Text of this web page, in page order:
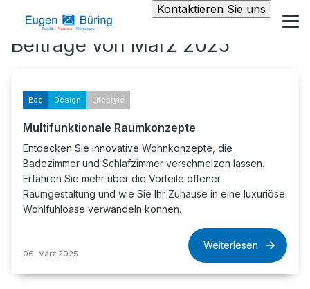
Kontaktieren Sie uns
Beiträge von März 2025
Bad Design Lifestyle
Multifunktionale Raumkonzepte
Entdecken Sie innovative Wohnkonzepte, die
Badezimmer und Schlafzimmer verschmelzen lassen.
Erfahren Sie mehr über die Vorteile offener
Raumgestaltung und wie Sie Ihr Zuhause in eine luxuriöse
Wohlfühloase verwandeln können.
06. März 2025
Weiterlesen